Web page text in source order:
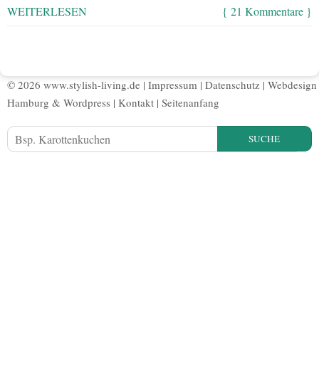
WEITERLESEN { 21 Kommentare }
© 2026 www.stylish-living.de | Impressum | Datenschutz | Webdesign
Hamburg & Wordpress | Kontakt | Seitenanfang
SUCHE